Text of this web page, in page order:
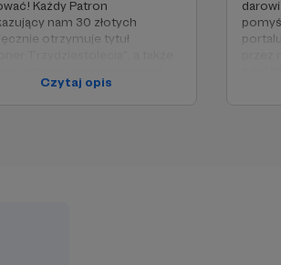
Każdy Patron
nam 30 złotych
otrzymuje tytuł
publiczne podziękowania na
Czytaj opis